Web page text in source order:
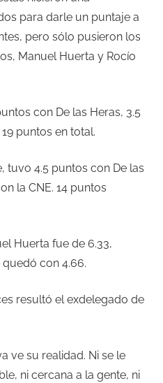
para darle un puntaje a
pero sólo pusieron los
Manuel Huerta y Rocío
con De las Heras, 3.5
puntos en total.
tuvo 4.5 puntos con De las
la CNE. 14 puntos
Huerta fue de 6.33,
con 4.66.
resultó el exdelegado de
ve su realidad. Ni se le
ni cercana a la gente, ni